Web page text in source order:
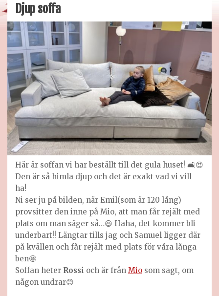
Djup soffa
Här är soffan vi har beställt till det gula huset! 🛋️😍
Den är så himla djup och det är exakt vad vi vill
ha!
Ni ser ju på bilden, när Emil(som är 120 lång)
provsitter den inne på Mio, att man får rejält med
plats om man säger så…😆 Haha, det kommer bli
underbart!! Längtar tills jag och Samuel ligger där
på kvällen och får rejält med plats för våra långa
ben🤩
Soffan heter Rossi och är från Mio som sagt, om
någon undrar😊